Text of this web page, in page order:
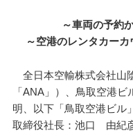
～車両の予約
～空港のレンタカー
全日本空輸株式会社山
「ANA」）、鳥取空港
明、以下「鳥取空港ビル
取締役社長：池口 由紀